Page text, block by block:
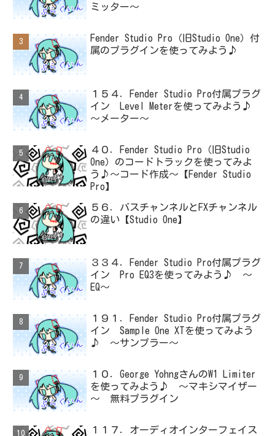
ミッター～
Fender Studio Pro（旧Studio One）付
属のプラグインを使ってみよう♪
１５４．Fender Studio Pro付属プラグ
イン Level Meterを使ってみよう♪
～メーター～
４０．Fender Studio Pro（旧Studio
One）のコードトラックを使ってみよ
う♪～コード作成～【Fender Studio
Pro】
５６．バスチャンネルとFXチャンネル
の違い【Studio One】
３３４．Fender Studio Pro付属プラグ
イン Pro EQ3を使ってみよう♪ ～
EQ～
１９１．Fender Studio Pro付属プラグ
イン Sample One XTを使ってみよう
♪ ～サンプラー～
１０．George YohngさんのW1 Limiter
を使ってみよう♪ ～マキシマイザー
～ 無料プラグイン
１１７．オーディオインターフェイス